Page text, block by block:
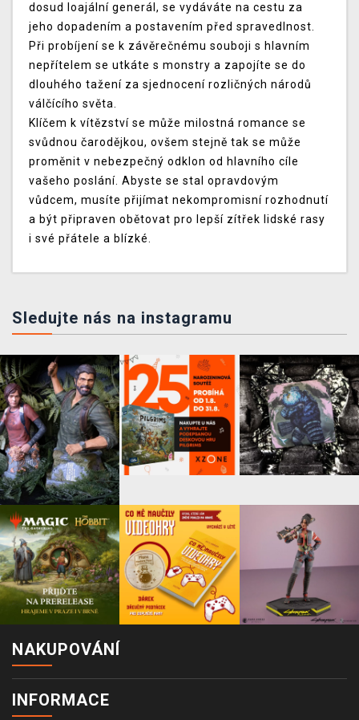
dosud loajální generál, se vydáváte na cestu za
jeho dopadením a postavením před spravedlnost.
Při probíjení se k závěrečnému souboji s hlavním
nepřítelem se utkáte s monstry a zapojíte se do
dlouhého tažení za sjednocení rozličných národů
válčícího světa.
Klíčem k vítězství se může milostná romance se
svůdnou čarodějkou, ovšem stejně tak se může
proměnit v nebezpečný odklon od hlavního cíle
vašeho poslání. Abyste se stal opravdovým
vůdcem, musíte přijímat nekompromisní rozhodnutí
a být připraven obětovat pro lepší zítřek lidské rasy
i své přátele a blízké.
Sledujte nás na instagramu
NAKUPOVÁNÍ
INFORMACE